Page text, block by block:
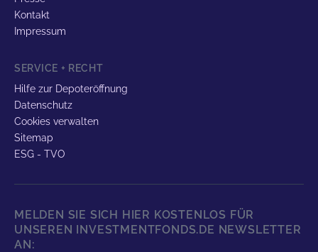
Kontakt
Impressum
SERVICE + RECHT
Hilfe zur Depoteröffnung
Datenschutz
Cookies verwalten
Sitemap
ESG - TVO
MELDEN SIE SICH HIER KOSTENLOS FÜR
UNSEREN INVESTMENTFONDS.DE NEWSLETTER
AN: